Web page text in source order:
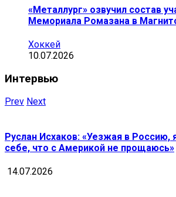
«Металлург» озвучил состав
Мемориала Ромазана в
Хоккей
10.07.2026
Интервью
Prev Next
Руслан Исхаков: «Уезжая в Россию,
себе, что с Америкой не прощаюсь»
14.07.2026